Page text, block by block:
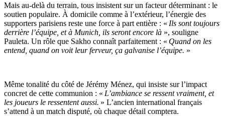
Mais au-delà du terrain, tous insistent sur un facteur déterminant : le
soutien populaire. À domicile comme à l’extérieur, l’énergie des
supporters parisiens reste une force à part entière : « Ils sont toujours
derrière l’équipe, et à Munich, ils seront encore là », souligne
Pauleta. Un rôle que Sakho connaît parfaitement : « Quand on les
entend, quand on voit leur ferveur, ça galvanise l’équipe. »
Même tonalité du côté de Jérémy Ménez, qui insiste sur l’impact
concret de cette communion : « L’ambiance se ressent vraiment, et
les joueurs le ressentent aussi. » L’ancien international français
s’attend à un match disputé, où chaque détail comptera.